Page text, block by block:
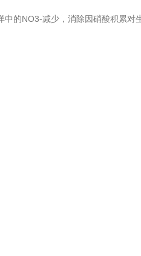
的NO3-减少，消除因硝酸积累对